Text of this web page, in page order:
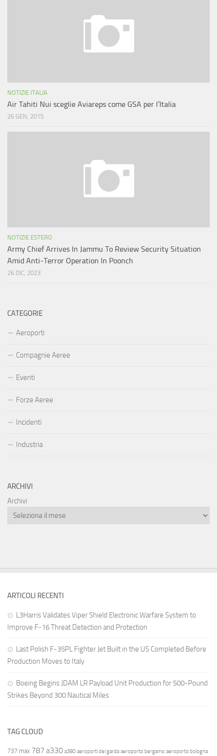
NOTIZIE ITALIA
Air Tahiti Nui sceglie Aviareps come GSA per l’Italia
26 GEN, 2015
NOTIZIE ESTERO
Army Chief Arrives In Jammu To Review Security Situation
Amid Anti-Terror Operation In Poonch
26 DIC, 2023
CATEGORIE
Aeroporti
Compagnie Aeree
Eventi
Forze Aeree
Incidenti
Industria
ARCHIVI
Archivi
ARTICOLI RECENTI
L3Harris Validates Viper Shield Electronic Warfare System to
Improve F-16 Threat Detection and Protection
Last Polish F-35PL Fighter Jet Built in the US Completed Before
Production Moves to Italy
Boeing Begins JDAM LR Payload Unit Production for 500-Pound
Strikes Beyond 300 Nautical Miles
TAG CLOUD
737 max 787 a330 a380 aeroporti del garda aeroporto bergamo aeroporto bologna